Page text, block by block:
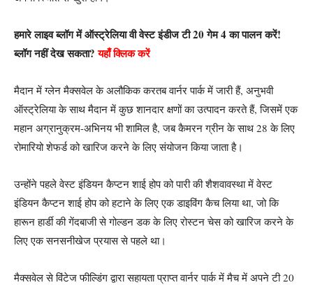
हमारे लाइव ब्लॉग में ऑस्ट्रेलिया वी वेस्ट इंडीज टी 20 गेम 4 का पालन करें!
ब्लॉग नहीं देख सकता?यहाँ क्लिक करें
मैदान में ग्लेन मैक्सवेल के अलौकिक करतब वार्नर पार्क में जारी हैं, अनुभवी
ऑस्ट्रेलिया के साथ मैदान में कुछ शानदार क्षणों का उत्पादन करते हैं, जिसमें एक
महान अग्रानुक्रम-अभिनय भी शामिल है, जब कैमरन ग्रीन के साथ 28 के लिए
रोमारियो शेफर्ड को खारिज करने के लिए संयोजन किया जाता है।
उन्होंने पहले वेस्ट इंडियन कैप्टन शाई होप को पारी की शैशवावस्था में वेस्ट
इंडियन कैप्टन शाई होप को हटाने के लिए एक डाइविंग कैच लिया था, जो कि
हारून हार्डी की गेंदबाजी से गोल्डन डक के लिए रोस्टन चेस को खारिज करने के
लिए एक सनसनीखेज प्रयास से पहले था।
मैक्सवेल से विंटेज फील्डिंग द्वारा सहायता प्राप्त वार्नर पार्क में मैच में अपने टी 20